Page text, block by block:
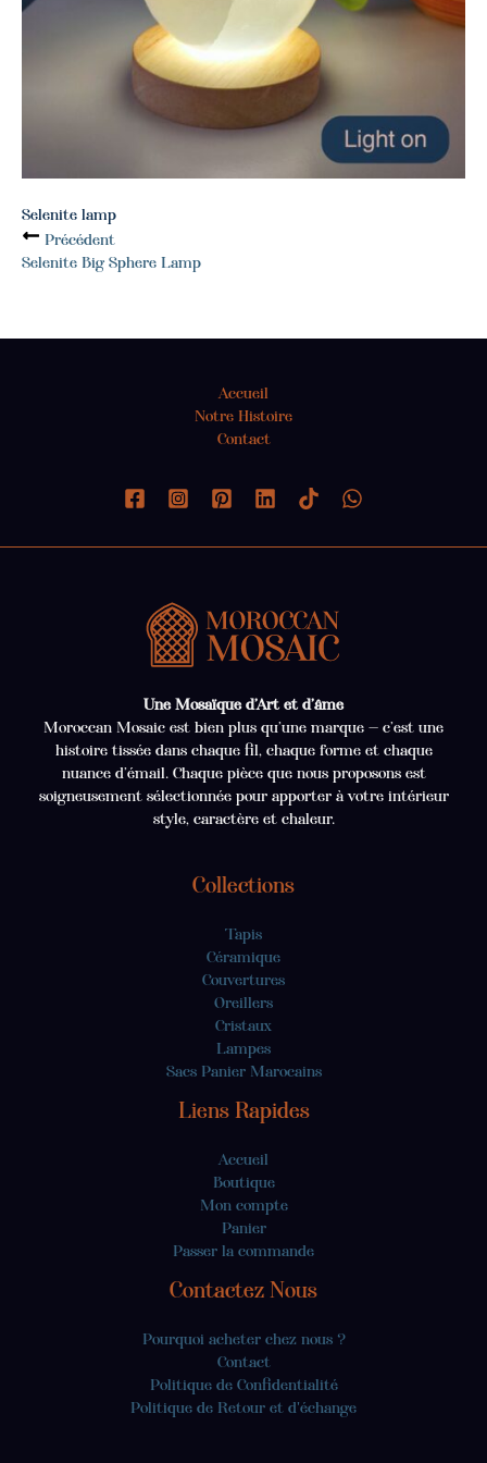
Selenite lamp
Précédent
Selenite Big Sphere Lamp
Accueil
Notre Histoire
Contact
Une Mosaïque d’Art et d’âme
Moroccan Mosaic est bien plus qu’une marque — c’est une
histoire tissée dans chaque fil, chaque forme et chaque
nuance d’émail. Chaque pièce que nous proposons est
soigneusement sélectionnée pour apporter à votre intérieur
style, caractère et chaleur.
Collections
Tapis
Céramique
Couvertures
Oreillers
Cristaux
Lampes
Sacs Panier Marocains
Liens Rapides
Accueil
Boutique
Mon compte
Panier
Passer la commande
Contactez Nous
Pourquoi acheter chez nous ?
Contact
Politique de Confidentialité
Politique de Retour et d'échange